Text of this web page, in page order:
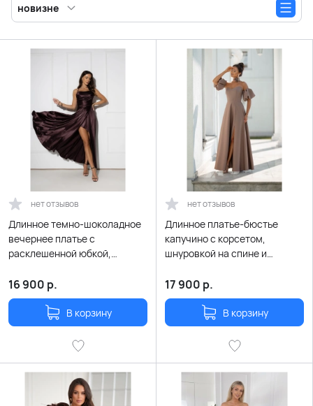
новизне
нет отзывов
Длинное темно-шоколадное
вечернее платье с
расклешенной юбкой,
шнуровкой
16 900 р.
В корзину
нет отзывов
Длинное платье-бюстье
капучино с корсетом,
шнуровкой на спине и
17 900 р.
В корзину